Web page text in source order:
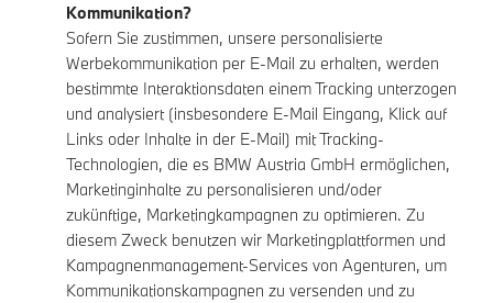
Kommunikation?
Sofern Sie zustimmen, unsere personalisierte
Werbekommunikation per E-Mail zu erhalten, werden
bestimmte Interaktionsdaten einem Tracking unterzogen
und analysiert (insbesondere E-Mail Eingang, Klick auf
Links oder Inhalte in der E-Mail) mit Tracking-
Technologien, die es BMW Austria GmbH ermöglichen,
Marketinginhalte zu personalisieren und/oder
zukünftige, Marketingkampagnen zu optimieren. Zu
diesem Zweck benutzen wir Marketingplattformen und
Kampagnenmanagement-Services von Agenturen, um
Kommunikationskampagnen zu versenden und zu